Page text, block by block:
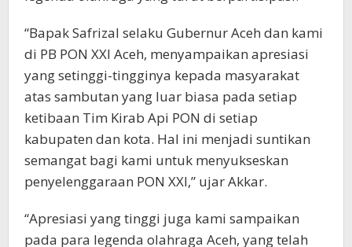
“Bapak Safrizal selaku Gubernur Aceh dan kami
di PB PON XXI Aceh, menyampaikan apresiasi
yang setinggi-tingginya kepada masyarakat
atas sambutan yang luar biasa pada setiap
ketibaan Tim Kirab Api PON di setiap
kabupaten dan kota. Hal ini menjadi suntikan
semangat bagi kami untuk menyukseskan
penyelenggaraan PON XXI,” ujar Akkar.
“Apresiasi yang tinggi juga kami sampaikan
pada para legenda olahraga Aceh, yang telah